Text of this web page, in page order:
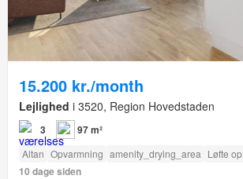
15.200 kr./month
Lejlighed i 3520, Region Hovedstaden
3 97 m²
Altan Opvarmning amenity_drying_area Løfte op
10 dage siden